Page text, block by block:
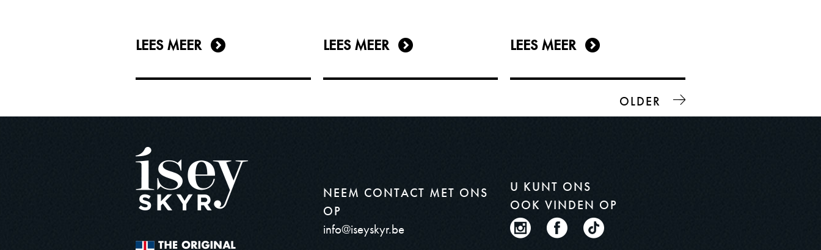
LEES MEER LEES MEER LEES MEER
OLDER
NEEM CONTACT MET ONS
OP
info@iseyskyr.be
U KUNT ONS
OOK VINDEN OP